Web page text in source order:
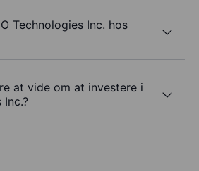
Technologies Inc. hos
at vide om at investere i
Inc.?